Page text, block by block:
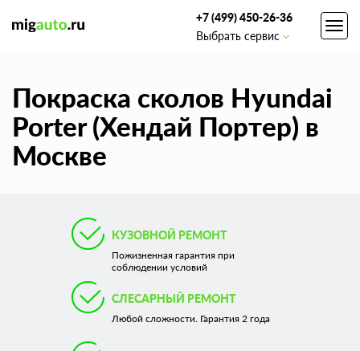
+7 (499) 450-26-36
Выбрать сервис
Покраска сколов Hyundai
Porter (Хендай Портер) в
Москве
КУЗОВНОЙ РЕМОНТ
Пожизненная гарантия при
соблюдении условий
СЛЕСАРНЫЙ РЕМОНТ
Любой сложности. Гарантия 2 года